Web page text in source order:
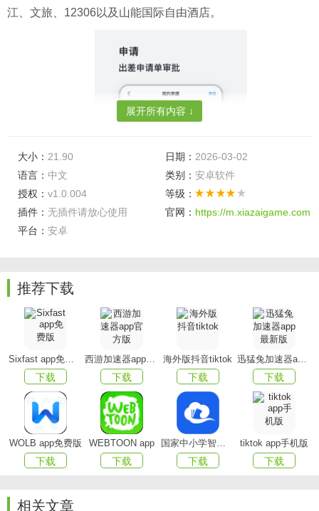
江、文旅、12306以及山能国际自由酒店。
山能易行手机版特色
免垫付，免发票
统一结算与统一发票，省去员工资金垫付、贴票等烦
恼；
简化事前申请
在满足集团管控要求下，简化事前申请审批流程，为商
多渠道的商旅产品预定
展开所有内容 ↓
大小： 21.90 日期： 2026-03-02
语言： 中文 类别： 安卓软件
授权： v1.0.004
等级：
插件： 无插件请放心使用 官网： https://m.xiazaigame.com
平台： 安卓
推荐下载
Sixfast app免费版
下载
西游加速器app官方版
下载
海外版抖音tiktok
下载
迅猛兔加速器app最新版
下载
WOLB app免费版
下载
WEBTOON app
下载
国家中小学智慧教育平台app(智慧中小学)
下载
tiktok app手机版
下载
相关文章